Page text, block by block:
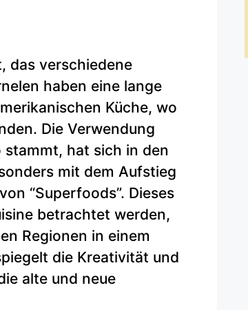
das verschiedene
haben eine lange
Küche, wo
Die Verwendung
hat sich in den
mit dem Aufstieg
“Superfoods”. Dieses
betrachtet werden,
Regionen in einem
die Kreativität und
alte und neue